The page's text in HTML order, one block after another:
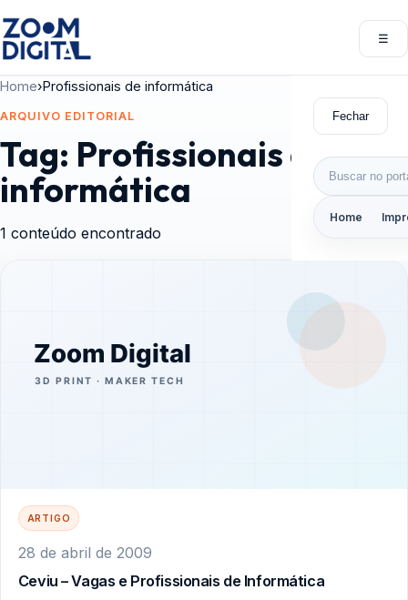
☰
Fechar
Buscar por:
Home
Home›Profissionais de informática
ARQUIVO EDITORIAL
Tag: Profissionais de
informática
1 conteúdo encontrado
ARTIGO
28 de abril de 2009
Ceviu – Vagas e Profissionais de Informática